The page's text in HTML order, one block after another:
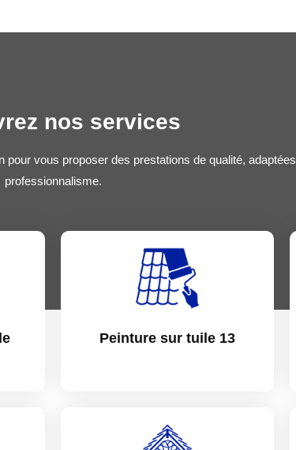
nos services
vous proposer des prestations de qualité,
professionnalisme.
Peinture sur tuile 13